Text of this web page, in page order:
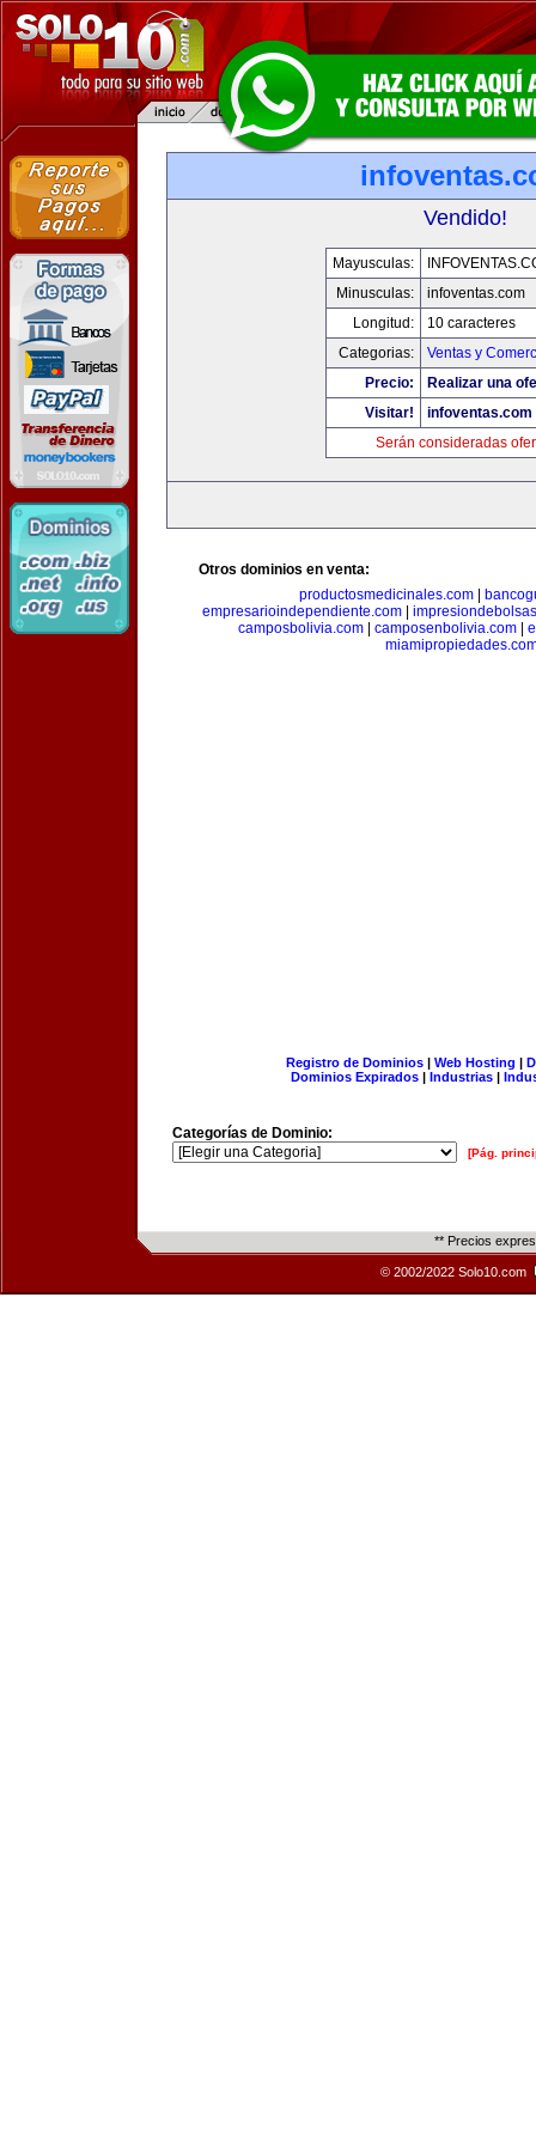
Vendido!
Mayusculas:
Minusculas:
infoventas.com
Longitud:
10 caracteres
Categorias:
Ventas y
Precio:
Realizar una
Visitar!
infoventas.com
Serán consideradas
Otros dominios en venta:
productosmedicinales.com|
empresarioindependiente.com
camposbolivia.com| camposenbolivia.com|
Registro de Dominios| Web Hosting |
Dominios Expirados | Industrias |
Categorías de Dominio:
[Pág.
** Precios
© 2002/2022 Solo10.com